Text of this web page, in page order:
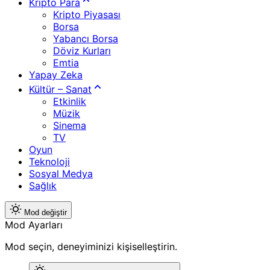
Kripto Para
Kripto Piyasası
Borsa
Yabancı Borsa
Döviz Kurları
Emtia
Yapay Zeka
Kültür – Sanat
Etkinlik
Müzik
Sinema
TV
Oyun
Teknoloji
Sosyal Medya
Sağlık
Mod değiştir
Mod Ayarları
Mod seçin, deneyiminizi kişiselleştirin.